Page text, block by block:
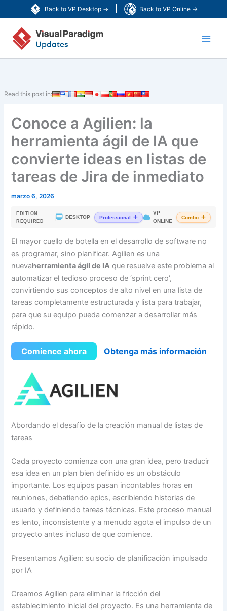
Back to VP Desktop → Back to VP Online →
al
contenido
Read this post in:
Conoce a Agilien: la
herramienta ágil de IA que
convierte ideas en listas de
tareas de Jira de inmediato
marzo 6, 2026
EDITION
REQUIRED
DESKTOP Professional
VP
ONLINE
Combo
El mayor cuello de botella en el desarrollo de software no
es programar, sino planificar. Agilien es una
nuevaherramienta ágil de IA que resuelve este problema al
automatizar el tedioso proceso de ‘sprint cero’,
convirtiendo sus conceptos de alto nivel en una lista de
tareas completamente estructurada y lista para trabajar,
para que su equipo pueda comenzar a desarrollar más
rápido.
Comience ahora Obtenga más información
Abordando el desafío de la creación manual de listas de
tareas
Cada proyecto comienza con una gran idea, pero traducir
esa idea en un plan bien definido es un obstáculo
importante. Los equipos pasan incontables horas en
reuniones, debatiendo epics, escribiendo historias de
usuario y definiendo tareas técnicas. Este proceso manual
es lento, inconsistente y a menudo agota el impulso de un
proyecto antes incluso de que comience.
Presentamos Agilien: su socio de planificación impulsado
por IA
Creamos Agilien para eliminar la fricción del
establecimiento inicial del proyecto. Es una herramienta de